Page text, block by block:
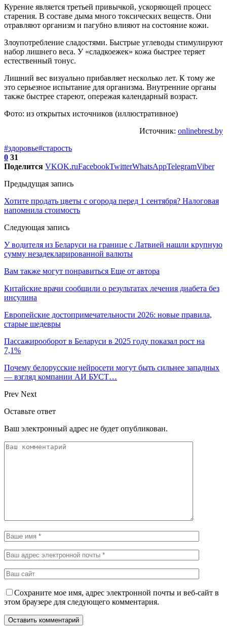
Курение является третьей привычкой, ускоряющей процесс
старения. В составе дыма много токсических веществ. Они
отравляют организм и пагубно влияют на состояние кожи.
Злоупотребление сладостями. Быстрые углеводы стимулируют
набор лишнего веса. У «сладкоежек» кожа быстрее теряет
естественный тонус.
Лишний вес визуально прибавляет несколько лет. К тому же
это серьезное испытание для организма. Внутренние органы
также быстрее стареют, опережая календарный возраст.
Фото: из открытых источников (иллюстративное)
Источник: onlinebrest.by
#здоровье#старость
0 31
Поделится VKOK.ruFacebookTwitterWhatsAppTelegramViber
Предыдущая запись
Хотите продать цветы с огорода перед 1 сентября? Налоговая
напомнила стоимость
Следующая запись
У водителя из Беларуси на границе с Латвией нашли крупную
сумму незадекларированной валюты
Вам также могут понравиться Еще от автора
Китайские врачи сообщили о результатах лечения диабета без
инсулина
Европейские достопримечательности 2026: новые правила,
старые шедевры
Пассажирооборот в Беларуси в 2025 году показал рост на
7,1%
Почему белорусские нейросети могут быть сильнее западных
— взгляд компании АИ БУСТ…
Prev Next
Оставьте ответ
Ваш электронный адрес не будет опубликован.
Сохраните мое имя, адрес электронной почты и веб-сайт в
этом браузере для следующего комментария.